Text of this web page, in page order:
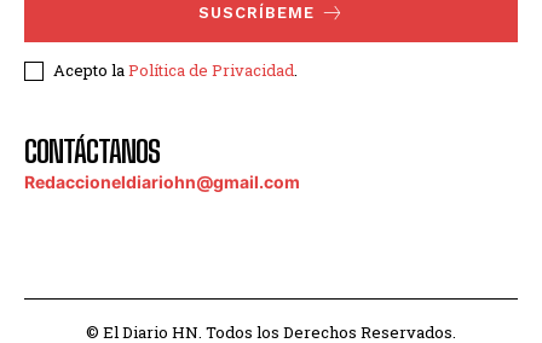
SUSCRÍBEME
Acepto laPolítica de Privacidad.
CONTÁCTANOS
Redaccioneldiariohn@gmail.com
© El Diario HN. Todos los Derechos Reservados.